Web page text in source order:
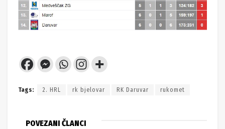
Tags: 2. HRL rk bjelovar RK Daruvar rukomet
POVEZANI ČLANCI